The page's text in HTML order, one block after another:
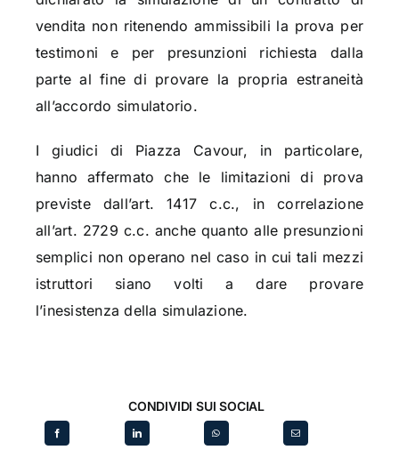
vendita non ritenendo ammissibili la prova per
testimoni e per presunzioni richiesta dalla
parte al fine di provare la propria estraneità
all’accordo simulatorio.
I giudici di Piazza Cavour, in particolare,
hanno affermato che le limitazioni di prova
previste dall’art. 1417 c.c., in correlazione
all’art. 2729 c.c. anche quanto alle presunzioni
semplici non operano nel caso in cui tali mezzi
istruttori siano volti a dare provare
l’inesistenza della simulazione.
CONDIVIDI SUI SOCIAL